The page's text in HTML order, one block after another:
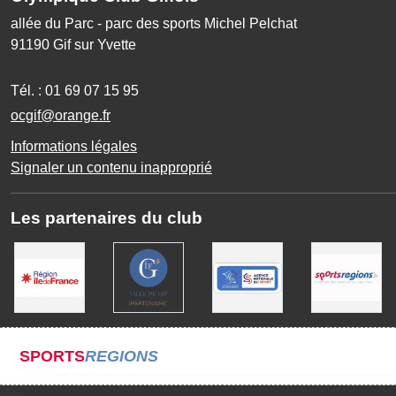
allée du Parc - parc des sports Michel Pelchat
91190 Gif sur Yvette
Tél. : 01 69 07 15 95
ocgif@orange.fr
Informations légales
Signaler un contenu inapproprié
Les partenaires du club
SPORTSREGIONS